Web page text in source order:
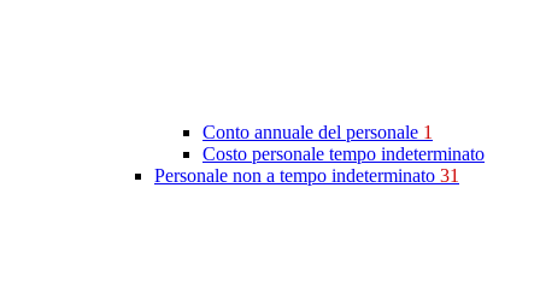
Conto annuale del personale 1
Costo personale tempo indeterminato
Personale non a tempo indeterminato 31